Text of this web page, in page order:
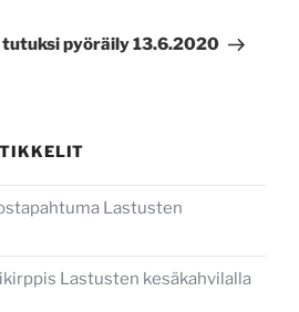
pyöräily 13.6.2020
Lastusten
Lastusten kesäkahvilalla